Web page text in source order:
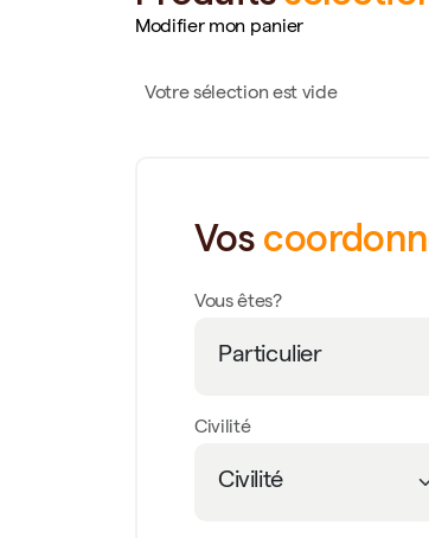
Modifier mon panier
Votre sélection est vide
Vos
Vous êtes?
Civilité